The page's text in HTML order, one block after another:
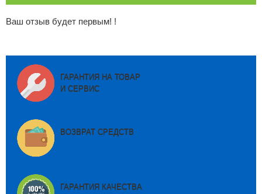
Ваш отзыв будет первым! !
ГАРАНТИЯ НА ТОВАР
И СЕРВИС
ВОЗВРАТ СРЕДСТВ
ГАРАНТИЯ КАЧЕСТВА